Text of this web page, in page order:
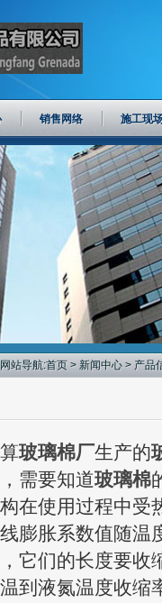
销售网络 施工现
网站导航:首页 > 新闻中心 > 产品
玻璃棉厂生产的
需要知道玻璃棉
在使用过程中受
膨胀系数值随温
它们的长度要收
到液氮温度收缩